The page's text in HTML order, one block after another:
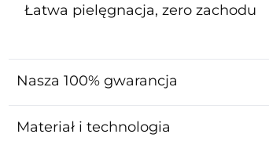
Łatwa pielęgnacja, zero zachodu
Nasza 100% gwarancja
Materiał i technologia